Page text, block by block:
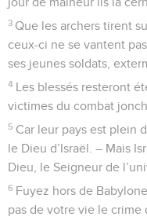
3 Que les archers tirent
ceux-ci ne se vantent
ses jeunes soldats,
4 Les blessés resteront
victimes du combat
5 Car leur pays est plein
le Dieu d’Israël. – Mais
Dieu, le Seigneur de
6 Fuyez hors de
pas de votre vie le crime